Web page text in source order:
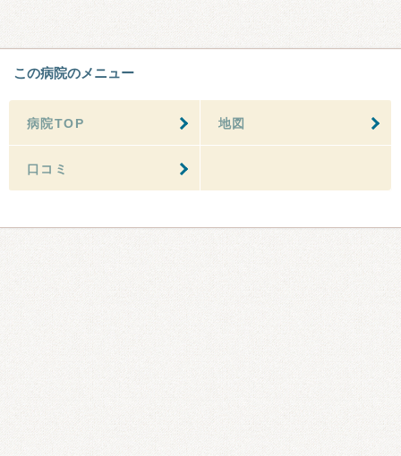
この病院のメニュー
病院TOP 地図
口コミ